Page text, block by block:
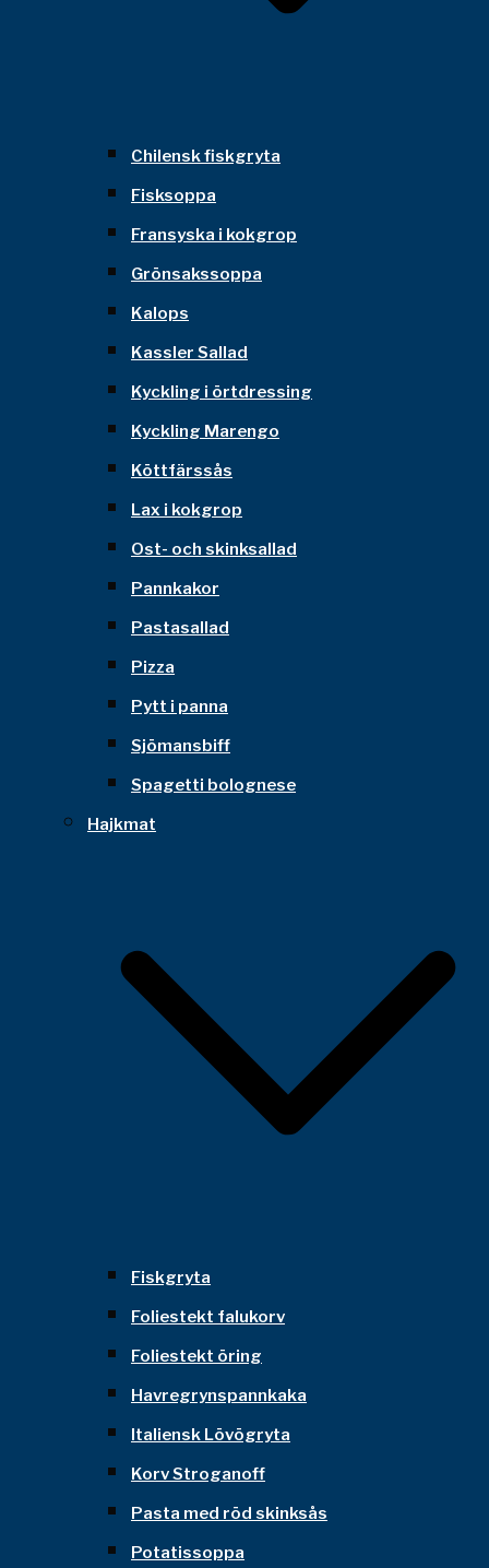
Chilensk fiskgryta
Fisksoppa
Fransyska i kokgrop
Grönsakssoppa
Kalops
Kassler Sallad
Kyckling i örtdressing
Kyckling Marengo
Köttfärssås
Lax i kokgrop
Ost- och skinksallad
Pannkakor
Pastasallad
Pizza
Pytt i panna
Sjömansbiff
Spagetti bolognese
Hajkmat
Fiskgryta
Foliestekt falukorv
Foliestekt öring
Havregrynspannkaka
Italiensk Lövögryta
Korv Stroganoff
Pasta med röd skinksås
Potatissoppa